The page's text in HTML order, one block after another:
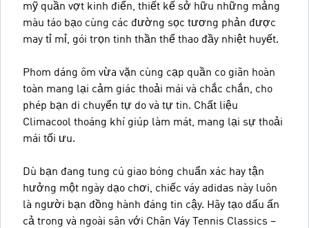
mỹ quần vợt kinh điển, thiết kế sở hữu những mảng
màu táo bạo cùng các đường sọc tương phản được
may tỉ mỉ, gói trọn tinh thần thể thao đầy nhiệt huyết.
Phom dáng ôm vừa vặn cùng cạp quần co giãn hoàn
toàn mang lại cảm giác thoải mái và chắc chắn, cho
phép bạn di chuyển tự do và tự tin. Chất liệu
Climacool thoáng khí giúp làm mát, mang lại sự thoải
mái tối ưu.
Dù bạn đang tung cú giao bóng chuẩn xác hay tận
hưởng một ngày dạo chơi, chiếc váy adidas này luôn
là người bạn đồng hành đáng tin cậy. Hãy tạo dấu ấn
cả trong và ngoài sân với Chân Váy Tennis Classics –